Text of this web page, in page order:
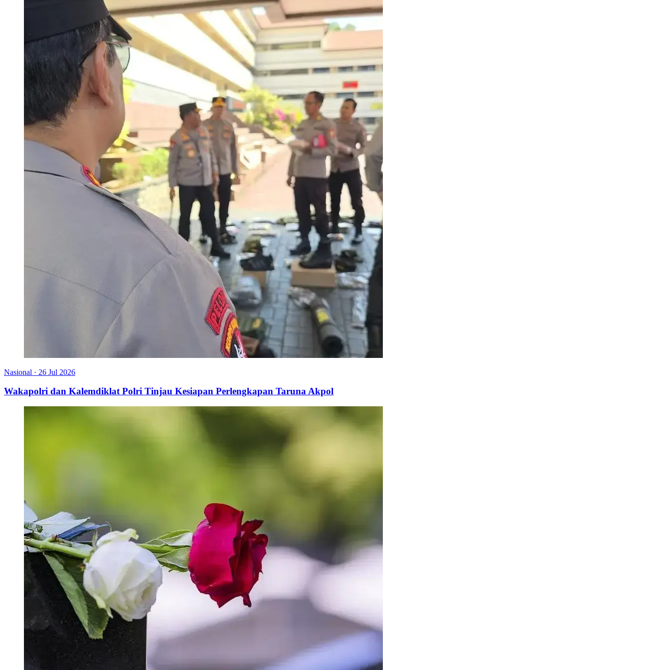
Nasional · 26 Jul 2026
Wakapolri dan Kalemdiklat Polri Tinjau Kesiapan Perlengkapan Taruna Akpol